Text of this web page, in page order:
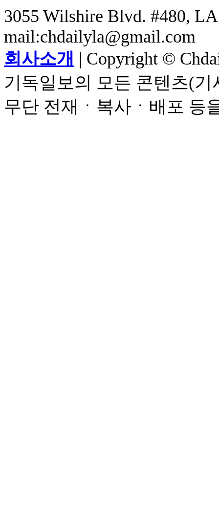
3055 Wilshire Blvd. #480,
mail:chdailyla@gmail.com
회사소개 | Copyright ©
기독일보의 모든 콘텐츠(
무단 전재ㆍ복사ㆍ배포 등